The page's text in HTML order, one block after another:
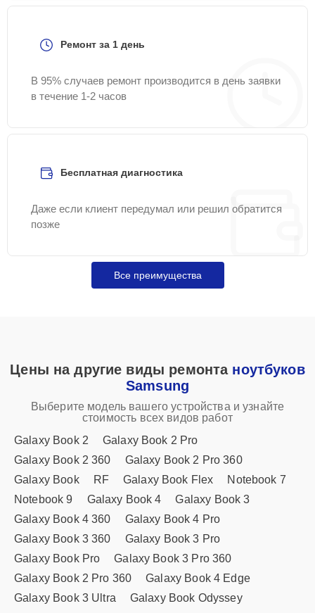
Ремонт за 1 день
В 95% случаев ремонт производится в день заявки
в течение 1-2 часов
Бесплатная диагностика
Даже если клиент передумал или решил обратится
позже
Все преимущества
Цены на другие виды ремонта ноутбуков
Samsung
Выберите модель вашего устройства и узнайте
стоимость всех видов работ
Galaxy Book 2
Galaxy Book 2 Pro
Galaxy Book 2 360
Galaxy Book 2 Pro 360
Galaxy Book
RF Galaxy Book Flex
Notebook 7
Notebook 9
Galaxy Book 4
Galaxy Book 3
Galaxy Book 4 360
Galaxy Book 4 Pro
Galaxy Book 3 360
Galaxy Book 3 Pro
Galaxy Book Pro
Galaxy Book 3 Pro 360
Galaxy Book 2 Pro 360
Galaxy Book 4 Edge
Galaxy Book 3 Ultra
Galaxy Book Odyssey